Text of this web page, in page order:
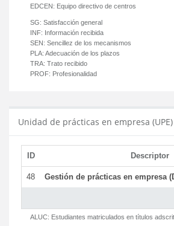
EDCEN: Equipo directivo de centros
SG: Satisfacción general
INF: Información recibida
SEN: Sencillez de los mecanismos
PLA: Adecuación de los plazos
TRA: Trato recibido
PROF: Profesionalidad
Unidad de prácticas en empresa (UPE)
ID Descriptor
48 Gestión de prácticas en empresa
ALUC: Estudiantes matriculados en títulos